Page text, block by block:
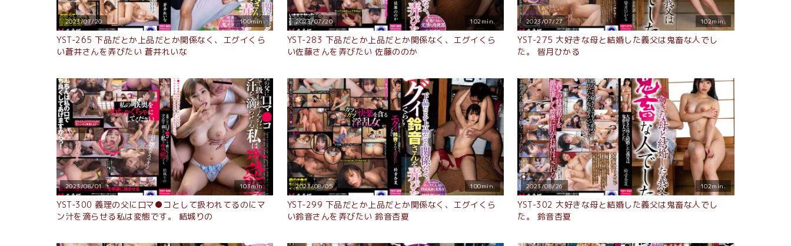
2023/07/20 100min.
YST-265 下品だとか上品だとか関係なく、エグイくら
い蒼井さんを弄びたい 蒼井れいな
2023/07/20 102min.
YST-283 下品だとか上品だとか関係なく、エグイくら
い佐藤さんを弄びたい 佐藤ののか
2023/07/27 102min.
YST-275 大好きな母と結婚した義父は鬼畜な人でし
た。 皆月ひかる
2023/08/01 103min.
YST-300 義理の父に口マ●コとして扱われてるのにマ
ン汁を滴らせる私は変態です。 結城りの
2023/08/05 100min.
YST-299 下品だとか上品だとか関係なく、エグイくら
い鈴音さんを弄びたい 鈴音杏夏
2023/08/26 102min.
YST-302 大好きな母と結婚した義父は鬼畜な人でし
た。 鈴音杏夏